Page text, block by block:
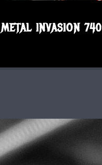
METAL INVASION 740